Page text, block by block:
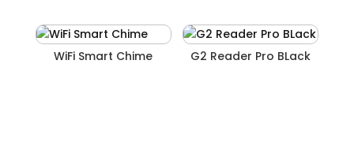
WiFi Smart Chime G2 Reader Pro BLack